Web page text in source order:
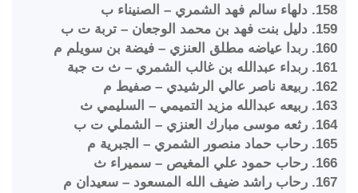
158. دلهاء سالم فهد الشمري – الصنيناء ب
159. دليل بنت فهد بن محمد الوجعان – تربة ت ب
160. ربدا عياضه مطلق العنزي – فيضة بن سويلم م
161. ربداء عبدالله بن غالب الشمري – ث ت جبة
162. ربيعة ناصر عالي الرشيدي – صفيط م
163. ربيعه عبدالله مزيد التميمي – السليمي ث
164. رثعه موسى مبارك العنزي – الشملي ت ب
165. رحاب حماد منصور الشمري – الجبرية م
166. رحاب حمود علي المغيص – سميراء ث
167. رحاب راشد ضيف الله المسعود – سعيدان م